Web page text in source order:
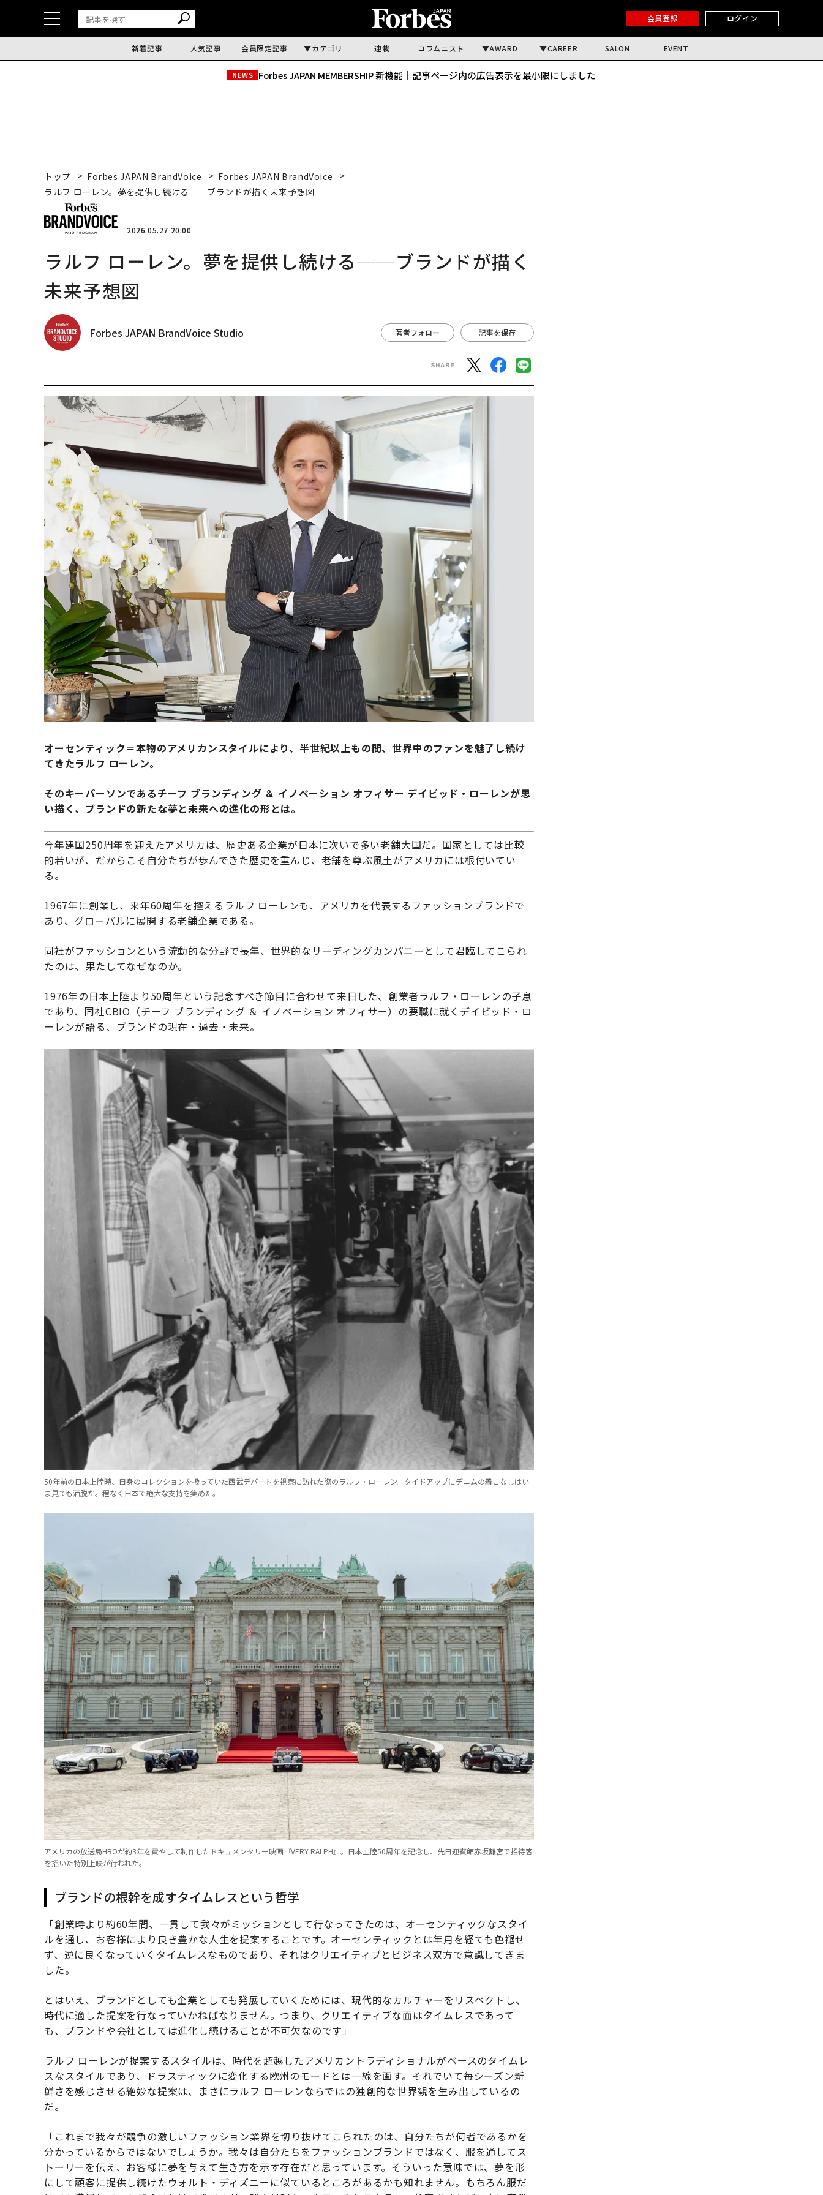
会員登録 ログイン
新着記事 人気記事 会員限定記事 カテゴリ 連載 コラムニスト AWARD CAREER SALON EVENT
NEWS Forbes JAPAN MEMBERSHIP 新機能｜ 記事ページ内の広告表示を最小限にしました
トップ Forbes JAPAN BrandVoice
Forbes JAPAN BrandVoice
ラルフ ローレン。夢を提供し続ける──ブランドが描く未来予想図
2026.05.27 20:00
ラルフ ローレン。夢を提供し続ける──ブランドが描く
未来予想図
Forbes JAPAN BrandVoice Studio 著者フォロー 記事を保存
オーセンティック＝本物のアメリカンスタイルにより、半世紀以上もの間、世界中のファンを魅了し続け
てきたラルフ ローレン。
そのキーパーソンであるチーフ ブランディング ＆ イノベーション オフィサー デイビッド・ローレンが思
い描く、ブランドの新たな夢と未来への進化の形とは。
今年建国250周年を迎えたアメリカは、歴史ある企業が日本に次いで多い老舗大国だ。国家としては比較
的若いが、だからこそ自分たちが歩んできた歴史を重んじ、老舗を尊ぶ風土がアメリカには根付いてい
る。
1967年に創業し、来年60周年を控えるラルフ ローレンも、アメリカを代表するファッションブランドで
あり、グローバルに展開する老舗企業である。
同社がファッションという流動的な分野で長年、世界的なリーディングカンパニーとして君臨してこられ
たのは、果たしてなぜなのか。
1976年の日本上陸より50周年という記念すべき節目に合わせて来日した、創業者ラルフ・ローレンの子息
であり、同社CBIO（チーフ ブランディング ＆ イノベーション オフィサー）の要職に就くデイビッド・ロ
ーレンが語る、ブランドの現在・過去・未来。
50年前の日本上陸時、自身のコレクションを扱っていた西武デパートを視察に訪れた際のラルフ・ローレン。タイドアップにデニムの着こなしはい
ま見ても洒脱だ。程なく日本で絶大な支持を集めた。
アメリカの放送局HBOが約3年を費やして制作したドキュメンタリー映画『VERY RALPH』。日本上陸50周年を記念し、先日迎賓館赤坂離宮で招待客
を招いた特別上映が行われた。
ブランドの根幹を成すタイムレスという哲学
「創業時より約60年間、一貫して我々がミッションとして行なってきたのは、オーセンティックなスタイ
ルを通し、お客様により良き豊かな人生を提案することです。オーセンティックとは年月を経ても色褪せ
ず、逆に良くなっていくタイムレスなものであり、それはクリエイティブとビジネス双方で意識してきま
した。
とはいえ、ブランドとしても企業としても発展していくためには、現代的なカルチャーをリスペクトし、
時代に適した提案を行なっていかねばなりません。つまり、クリエイティブな面はタイムレスであって
も、ブランドや会社としては進化し続けることが不可欠なのです」
ラルフ ローレンが提案するスタイルは、時代を超越したアメリカントラディショナルがベースのタイムレ
スなスタイルであり、ドラスティックに変化する欧州のモードとは一線を画す。それでいて毎シーズン新
鮮さを感じさせる絶妙な提案は、まさにラルフ ローレンならではの独創的な世界観を生み出しているの
だ。
「これまで我々が競争の激しいファッション業界を切り抜けてこられたのは、自分たちが何者であるかを
分かっているからではないでしょうか。我々は自分たちをファッションブランドではなく、服を通してス
トーリーを伝え、お客様に夢を与えて生き方を示す存在だと思っています。そういった意味では、夢を形
にして顧客に提供し続けたウォルト・ディズニーに似ているところがあるかも知れません。もちろん服だ